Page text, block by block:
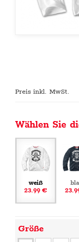
Preis inkl. MwSt.
Wählen Sie
weiß
23.99 €
Größe